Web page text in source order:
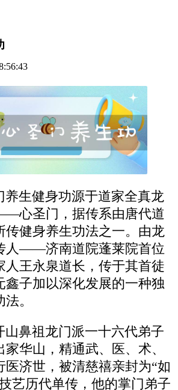
养生健身功源于道家全真龙
心圣门，据传系由唐代道
传健身养生功法之一。由龙
人——济南道院蓬莱院首位
人王永泉道长，传于其首徒
鑫子加以深化发展的一种独
。
山鼻祖龙门派一十六代弟子
华山，精通武、医、术、
医济世，被清慈禧亲封为“如
艺历代单传，他的掌门弟子